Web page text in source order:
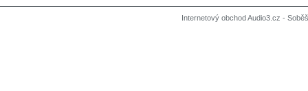
Internetový obchod Audio3.cz -